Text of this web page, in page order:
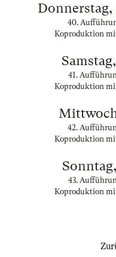
Donnerstag,
40.
Koproduktion
41.
Koproduktion
42.
Koproduktion
43.
Koproduktion